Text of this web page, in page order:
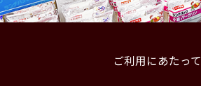
ご利用にあたって